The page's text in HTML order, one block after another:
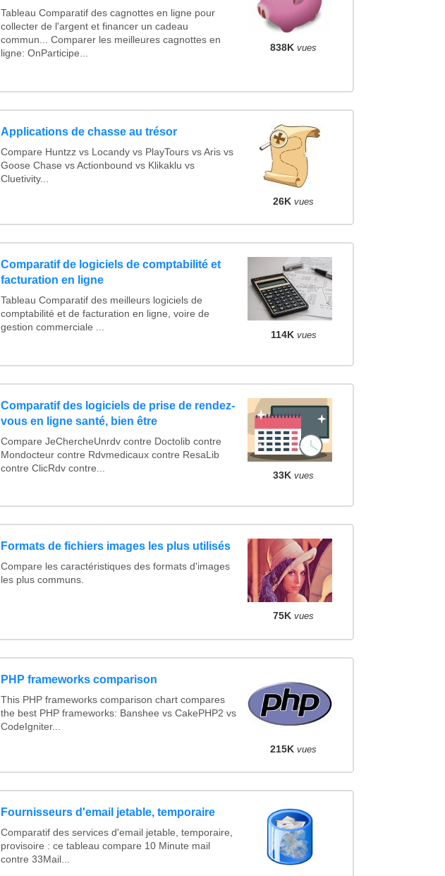
Tableau Comparatif des cagnottes en ligne pour
collecter de l'argent et financer un cadeau
commun... Comparer les meilleures cagnottes en
ligne: OnParticipe...
838K vues
Applications de chasse au trésor
Compare Huntzz vs Locandy vs PlayTours vs Aris vs
Goose Chase vs Actionbound vs Klikaklu vs
Cluetivity...
26K vues
Comparatif de logiciels de comptabilité et
facturation en ligne
Tableau Comparatif des meilleurs logiciels de
comptabilité et de facturation en ligne, voire de
gestion commerciale ...
114K vues
Comparatif des logiciels de prise de rendez-
vous en ligne santé, bien être
Compare JeChercheUnrdv contre Doctolib contre
Mondocteur contre Rdvmedicaux contre ResaLib
contre ClicRdv contre...
33K vues
Formats de fichiers images les plus utilisés
Compare les caractéristiques des formats d'images
les plus communs.
75K vues
PHP frameworks comparison
This PHP frameworks comparison chart compares
the best PHP frameworks: Banshee vs CakePHP2 vs
CodeIgniter...
215K vues
Fournisseurs d'email jetable, temporaire
Comparatif des services d'email jetable, temporaire,
provisoire : ce tableau compare 10 Minute mail
contre 33Mail...